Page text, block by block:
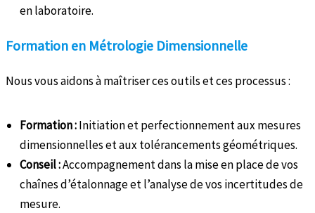
en laboratoire.
Formation en Métrologie Dimensionnelle
Nous vous aidons à maîtriser ces outils et ces processus :
Formation :Initiation et perfectionnement aux mesures
dimensionnelles et aux tolérancements géométriques.
Conseil :Accompagnement dans la mise en place de vos
chaînes d’étalonnage et l’analyse de vos incertitudes de
mesure.